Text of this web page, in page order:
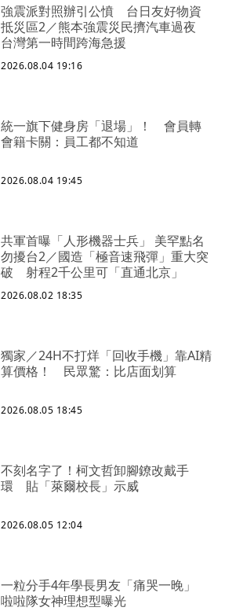
強震派對照辦引公憤 台日友好物資
抵災區2／熊本強震災民擠汽車過夜
台灣第一時間跨海急援
2026.08.04 19:16
統一旗下健身房「退場」！ 會員轉
會籍卡關：員工都不知道
2026.08.04 19:45
共軍首曝「人形機器士兵」 美罕點名
勿擾台2／國造「極音速飛彈」重大突
破 射程2千公里可「直通北京」
2026.08.02 18:35
獨家／24H不打烊「回收手機」靠AI精
算價格！ 民眾驚：比店面划算
2026.08.05 18:45
不刻名字了！柯文哲卸腳鐐改戴手
環 貼「萊爾校長」示威
2026.08.05 12:04
一粒分手4年學長男友「痛哭一晚」
啦啦隊女神理想型曝光